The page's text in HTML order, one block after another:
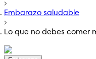
Embarazo saludable
Lo que no debes comer